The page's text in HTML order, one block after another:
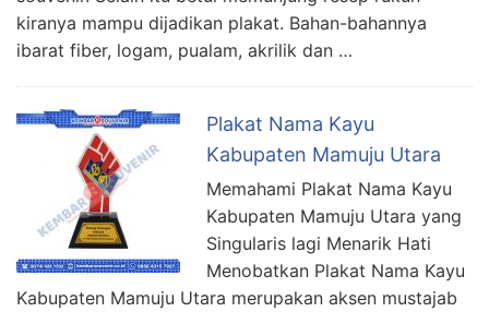
kiranya mampu dijadikan plakat. Bahan-bahannya
ibarat fiber, logam, pualam, akrilik dan …
Plakat Nama Kayu
Kabupaten Mamuju Utara
Memahami Plakat Nama Kayu
Kabupaten Mamuju Utara yang
Singularis lagi Menarik Hati
Menobatkan Plakat Nama Kayu
Kabupaten Mamuju Utara merupakan aksen mustajab